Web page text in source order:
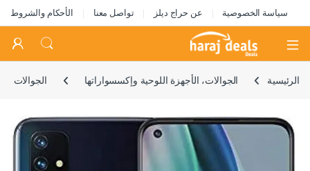
سياسة الخصوصية عن حراج ديلز تواصل معنا الأحكام والشروط
Open
الرئيسية الجوالات، الأجهزة اللوحية وإكسسواراتها الجوالات
🔍